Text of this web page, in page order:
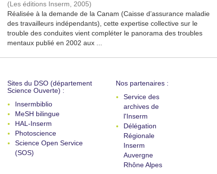
(Les éditions Inserm, 2005)
Réalisée à la demande de la Canam (Caisse d’assurance maladie
des travailleurs indépendants), cette expertise collective sur le
trouble des conduites vient compléter le panorama des troubles
mentaux publié en 2002 aux ...
Sites du DSO (département
Science Ouverte) :
Insermbiblio
MeSH bilingue
HAL-Inserm
Photoscience
Science Open Service
(SOS)
Nos partenaires :
Service des
archives de
l'Inserm
Délégation
Régionale
Inserm
Auvergne
Rhône Alpes